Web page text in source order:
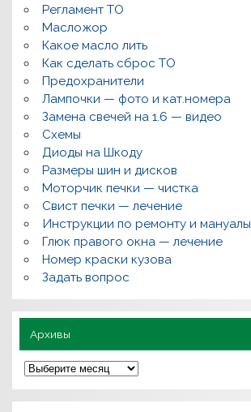
к
и
,
р
е
м
о
н
т
,
в
о
р
о
ы
,
о
л
з
Регламент ТО
Масложор
Какое масло лить
Как сделать сброс ТО
Предохранители
Лампочки — фото и кат.номера
Замена свечей на 1.6 — видео
Схемы
Диоды на Шкоду
Размеры шин и дисков
Моторчик печки — чистка
Свист печки — лечение
Инструкции по ремонту и мануалы
Глюк правого окна — лечение
Номер краски кузова
Задать вопрос
Архивы
А
р
х
и